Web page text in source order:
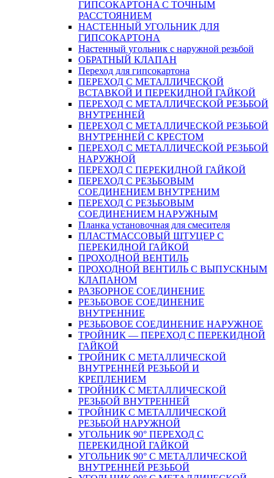
ГИПСОКАРТОНA С ТОЧНЫМ
РАССТОЯНИЕМ
НАСТЕННЫЙ УГОЛЬНИК ДЛЯ
ГИПСОКАРТОНА
Настенный угольник с наружной резьбой
ОБРАТНЫЙ КЛАПАН
Переход для гипсокартона
ПЕРЕХОД С МЕТАЛЛИЧЕСКОЙ
ВСТАВКОЙ И ПЕРЕКИДНОЙ ГАЙКОЙ
ПЕРЕХОД С МЕТАЛЛИЧЕСКОЙ РЕЗЬБОЙ
ВНУТРЕННЕЙ
ПЕРЕХОД С МЕТАЛЛИЧЕСКОЙ РЕЗЬБОЙ
ВНУТРЕННЕЙ С КРЕСТОМ
ПЕРЕХОД С МЕТАЛЛИЧЕСКОЙ РЕЗЬБОЙ
НАРУЖНОЙ
ПЕРЕХОД С ПЕРЕКИДНОЙ ГАЙКОЙ
ПЕРЕХОД С РЕЗЬБОВЫМ
СОЕДИНЕНИЕМ ВНУТРЕНИМ
ПЕРЕХОД С РЕЗЬБОВЫМ
СОЕДИНЕНИЕМ НАРУЖНЫМ
Планка установочная для смесителя
ПЛАСТМАССОВЫЙ ШТУЦЕР С
ПЕРЕКИДНОЙ ГАЙКОЙ
ПРОХОДНОЙ ВЕНТИЛЬ
ПРОХОДНОЙ ВЕНТИЛЬ С ВЫПУСКНЫМ
КЛАПАНОМ
РАЗБОРНОЕ СОЕДИНЕНИЕ
РЕЗЬБОВОЕ СОЕДИНЕНИЕ
ВНУТРЕННИЕ
РЕЗЬБОВОЕ СОЕДИНЕНИЕ НАРУЖНОЕ
ТРОЙНИК — ПЕРЕХОД С ПЕРЕКИДНОЙ
ГАЙКОЙ
ТРОЙНИК С МЕТАЛЛИЧЕСКОЙ
ВНУТРЕННЕЙ РЕЗЬБОЙ И
КРЕПЛЕНИЕМ
ТРОЙНИК С МЕТАЛЛИЧЕСКОЙ
РЕЗЬБОЙ ВНУТРЕННЕЙ
ТРОЙНИК С МЕТАЛЛИЧЕСКОЙ
РЕЗЬБОЙ НАРУЖНОЙ
УГОЛЬНИК 90° ПЕРЕХОД С
ПЕРЕКИДНОЙ ГАЙКОЙ
УГОЛЬНИК 90° С МЕТАЛЛИЧЕСКОЙ
ВНУТРЕННEЙ РЕЗЬБОЙ